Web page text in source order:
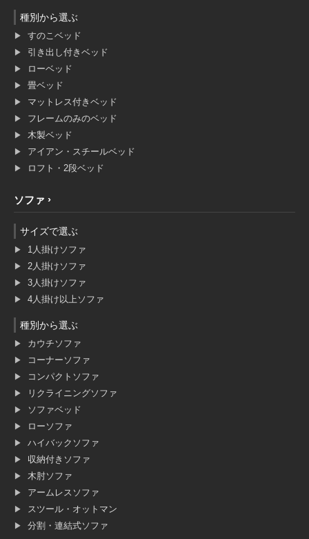
種別から選ぶ
すのこベッド
引き出し付きベッド
ローベッド
畳ベッド
マットレス付きベッド
フレームのみのベッド
木製ベッド
アイアン・スチールベッド
ロフト・2段ベッド
ソファ
サイズで選ぶ
1人掛けソファ
2人掛けソファ
3人掛けソファ
4人掛け以上ソファ
種別から選ぶ
カウチソファ
コーナーソファ
コンパクトソファ
リクライニングソファ
ソファベッド
ローソファ
ハイバックソファ
収納付きソファ
木肘ソファ
アームレスソファ
スツール・オットマン
分割・連結式ソファ